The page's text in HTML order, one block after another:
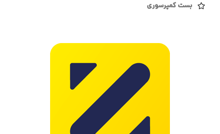
بست کمپرسوری